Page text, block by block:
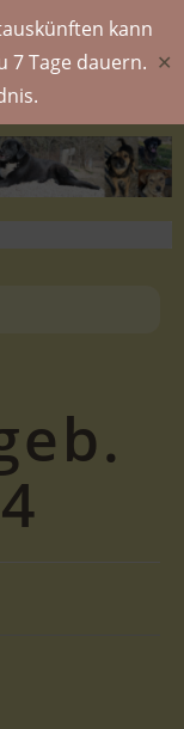
kann
7 Tage dauern. ✕